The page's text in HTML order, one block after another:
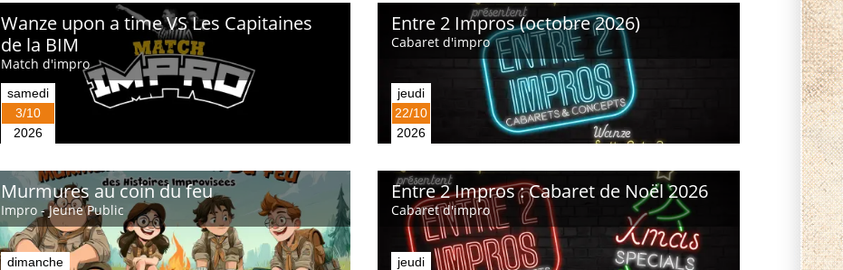
Wanze upon a time VS Les Capitaines
de la BIM
Match d'impro
samedi
3/10
2026
Entre 2 Impros (octobre 2026)
Cabaret d'impro
jeudi
22/10
2026
Murmures au coin du feu
Impro - Jeune Public
dimanche
Entre 2 Impros : Cabaret de Noël 2026
Cabaret d'impro
jeudi